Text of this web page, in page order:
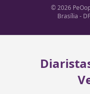
© 2026
Brasília -